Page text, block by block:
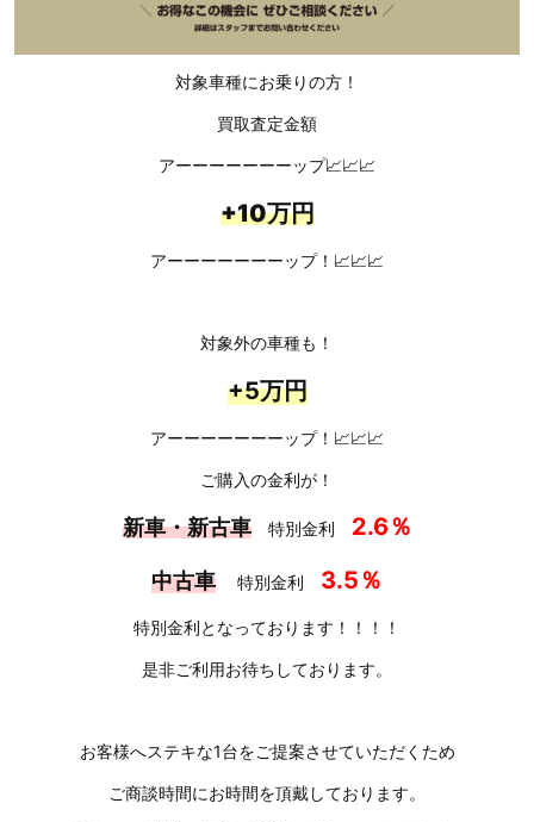
対象車種にお乗りの方！
買取査定金額
アーーーーーーーップ📈📈📈
+10万円
アーーーーーーーップ！📈📈📈
対象外の車種も！
+5万円
アーーーーーーーップ！📈📈📈
ご購入の金利が！
新車・新古車特別金利 2.6％
中古車 特別金利 3.5％
特別金利となっております！！！！
是非ご利用お待ちしております。
お客様へステキな1台をご提案させていただくため
ご商談時間にお時間を頂戴しております。